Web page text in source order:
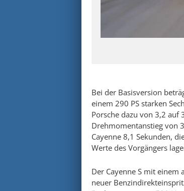
Bei der Basisversion
einem 290 PS starken
Porsche dazu von 3,2
Drehmomentanstieg von
Cayenne 8,1 Sekunden,
Werte des Vorgängers
Der Cayenne S mit
neuer